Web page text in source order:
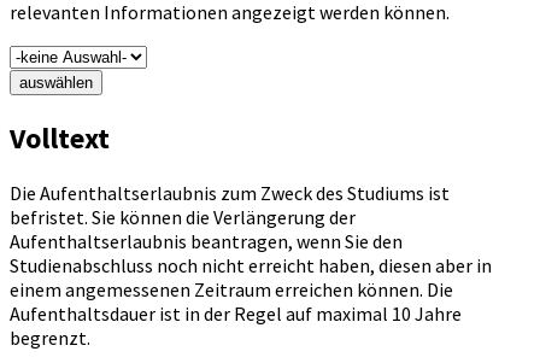
relevanten Informationen angezeigt werden können.
auswählen
Volltext
Die Aufenthaltserlaubnis zum Zweck des Studiums ist
befristet. Sie können die Verlängerung der
Aufenthaltserlaubnis beantragen, wenn Sie den
Studienabschluss noch nicht erreicht haben, diesen aber in
einem angemessenen Zeitraum erreichen können. Die
Aufenthaltsdauer ist in der Regel auf maximal 10 Jahre
begrenzt.